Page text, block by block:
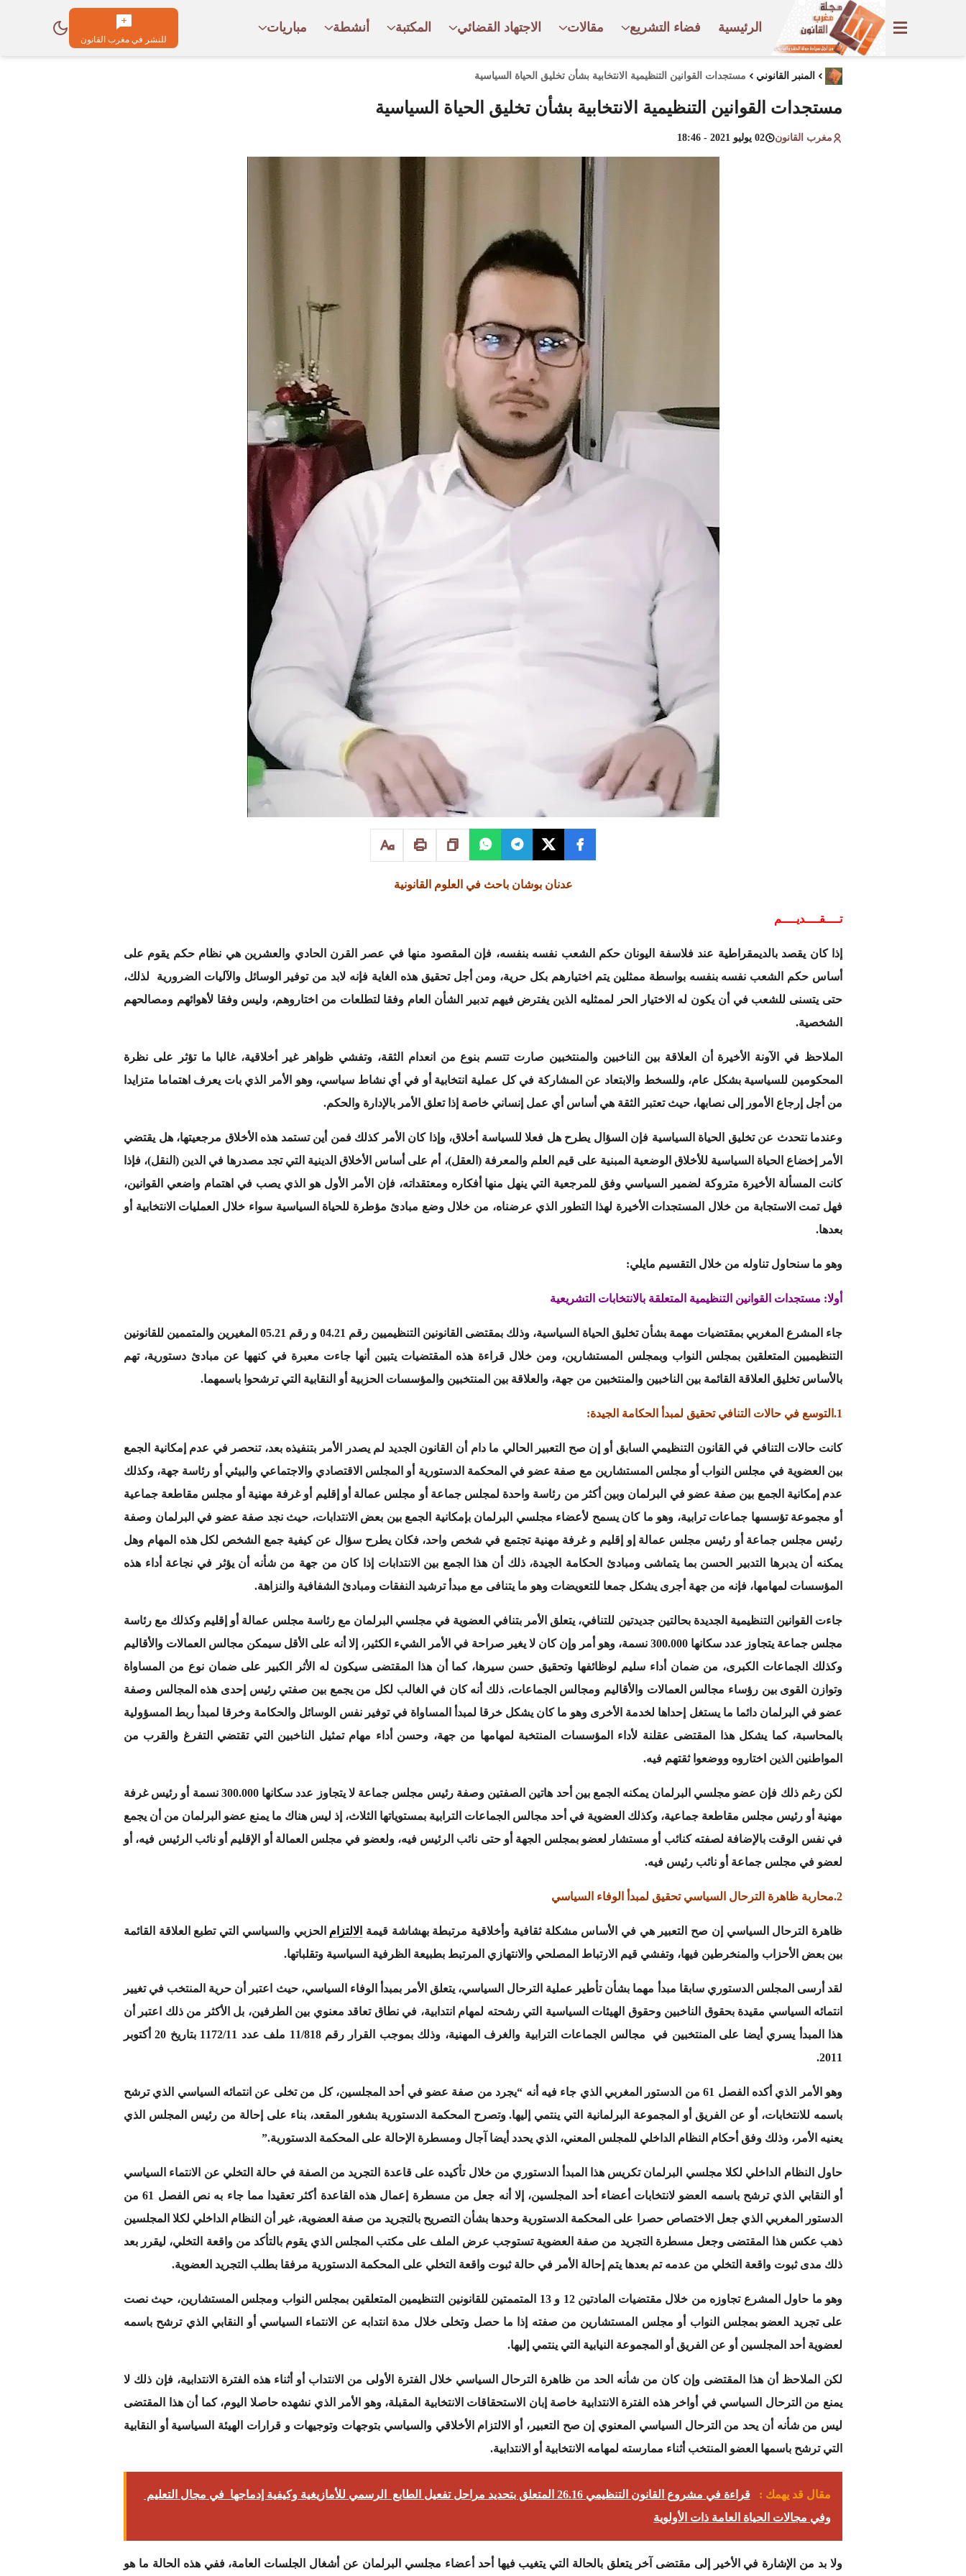
الرئيسية فضاء التشريع مقالات الاجتهاد القضائي المكتبة أنشطة مباريات
للنشر في مغرب القانون
المنبر القانوني مستجدات القوانين التنظيمية الانتخابية بشأن تخليق الحياة السياسية
مستجدات القوانين التنظيمية الانتخابية بشأن تخليق الحياة السياسية
مغرب القانون 02 يوليو 2021 - 18:46
عدنان بوشان باحث في العلوم القانونية
تــــقــــديــــم
إذا كان يقصد بالديمقراطية عند فلاسفة اليونان حكم الشعب نفسه بنفسه، فإن المقصود منها في عصر القرن الحادي والعشرين هي نظام حكم يقوم على
أساس حكم الشعب نفسه بنفسه بواسطة ممثلين يتم اختيارهم بكل حرية، ومن أجل تحقيق هذه الغاية فإنه لابد من توفير الوسائل والآليات الضرورية لذلك،
حتى يتسنى للشعب في أن يكون له الاختيار الحر لممثليه الذين يفترض فيهم تدبير الشأن العام وفقا لتطلعات من اختاروهم، وليس وفقا لأهوائهم ومصالحهم
الشخصية.
الملاحظ في الآونة الأخيرة أن العلاقة بين الناخبين والمنتخبين صارت تتسم بنوع من انعدام الثقة، وتفشي ظواهر غير أخلاقية، غالبا ما تؤثر على نظرة
المحكومين للسياسية بشكل عام، وللسخط والابتعاد عن المشاركة في كل عملية انتخابية أو في أي نشاط سياسي، وهو الأمر الذي بات يعرف اهتماما متزايدا
من أجل إرجاع الأمور إلى نصابها، حيث تعتبر الثقة هي أساس أي عمل إنساني خاصة إذا تعلق الأمر بالإدارة والحكم.
وعندما نتحدث عن تخليق الحياة السياسية فإن السؤال يطرح هل فعلا للسياسة أخلاق، وإذا كان الأمر كذلك فمن أين تستمد هذه الأخلاق مرجعيتها، هل يقتضي
الأمر إخضاع الحياة السياسية للأخلاق الوضعية المبنية على قيم العلم والمعرفة (العقل)، أم على أساس الأخلاق الدينية التي تجد مصدرها في الدين (النقل)، فإذا
كانت المسألة الأخيرة متروكة لضمير السياسي وفق للمرجعية التي ينهل منها أفكاره ومعتقداته، فإن الأمر الأول هو الذي يصب في اهتمام واضعي القوانين،
فهل تمت الاستجابة من خلال المستجدات الأخيرة لهذا التطور الذي عرضناه، من خلال وضع مبادئ مؤطرة للحياة السياسية سواء خلال العمليات الانتخابية أو
بعدها.
وهو ما سنحاول تناوله من خلال التقسيم مايلي:
أولا: مستجدات القوانين التنظيمية المتعلقة بالانتخابات التشريعية
جاء المشرع المغربي بمقتضيات مهمة بشأن تخليق الحياة السياسية، وذلك بمقتضى القانونين التنظيميين رقم 04.21 و رقم 05.21 المغيرين والمتممين للقانونين
التنظيميين المتعلقين بمجلس النواب وبمجلس المستشارين، ومن خلال قراءة هذه المقتضيات يتبين أنها جاءت معبرة في كنهها عن مبادئ دستورية، تهم
بالأساس تخليق العلاقة القائمة بين الناخبين والمنتخبين من جهة، والعلاقة بين المنتخبين والمؤسسات الحزبية أو النقابية التي ترشحوا باسمهما.
1.التوسع في حالات التنافي تحقيق لمبدأ الحكامة الجيدة:
كانت حالات التنافي في القانون التنظيمي السابق أو إن صح التعبير الحالي ما دام أن القانون الجديد لم يصدر الأمر بتنفيذه بعد، تنحصر في عدم إمكانية الجمع
بين العضوية في مجلس النواب أو مجلس المستشارين مع صفة عضو في المحكمة الدستورية أو المجلس الاقتصادي والاجتماعي والبيئي أو رئاسة جهة، وكذلك
عدم إمكانية الجمع بين صفة عضو في البرلمان وبين أكثر من رئاسة واحدة لمجلس جماعة أو مجلس عمالة أو إقليم أو غرفة مهنية أو مجلس مقاطعة جماعية
أو مجموعة تؤسسها جماعات ترابية، وهو ما كان يسمح لأعضاء مجلسي البرلمان بإمكانية الجمع بين بعض الانتدابات، حيث نجد صفة عضو في البرلمان وصفة
رئيس مجلس جماعة أو رئيس مجلس عمالة إو إقليم و غرفة مهنية تجتمع في شخص واحد، فكان يطرح سؤال عن كيفية جمع الشخص لكل هذه المهام وهل
يمكنه أن يدبرها التدبير الحسن بما يتماشى ومبادئ الحكامة الجيدة، ذلك أن هذا الجمع بين الانتدابات إذا كان من جهة من شأنه أن يؤثر في نجاعة أداء هذه
المؤسسات لمهامها، فإنه من جهة أجرى يشكل جمعا للتعويضات وهو ما يتنافى مع مبدأ ترشيد النفقات ومبادئ الشفافية والنزاهة.
جاءت القوانين التنظيمية الجديدة بحالتين جديدتين للتنافي، يتعلق الأمر بتنافي العضوية في مجلسي البرلمان مع رئاسة مجلس عمالة أو إقليم وكذلك مع رئاسة
مجلس جماعة يتجاوز عدد سكانها 300.000 نسمة، وهو أمر وإن كان لا يغير صراحة في الأمر الشيء الكثير، إلا أنه على الأقل سيمكن مجالس العمالات والأقاليم
وكذلك الجماعات الكبرى، من ضمان أداء سليم لوظائفها وتحقيق حسن سيرها، كما أن هذا المقتضى سيكون له الأثر الكبير على ضمان نوع من المساواة
وتوازن القوى بين رؤساء مجالس العمالات والأقاليم ومجالس الجماعات، ذلك أنه كان في الغالب لكل من يجمع بين صفتي رئيس إحدى هذه المجالس وصفة
عضو في البرلمان دائما ما يستغل إحداها لخدمة الأخرى وهو ما كان يشكل خرقا لمبدأ المساواة في توفير نفس الوسائل والحكامة وخرقا لمبدأ ربط المسؤولية
بالمحاسبة، كما يشكل هذا المقتضى عقلنة لأداء المؤسسات المنتخبة لمهامها من جهة، وحسن أداء مهام تمثيل الناخبين التي تقتضي التفرغ والقرب من
المواطنين الذين اختاروه ووضعوا ثقتهم فيه.
لكن رغم ذلك فإن عضو مجلسي البرلمان يمكنه الجمع بين أحد هاتين الصفتين وصفة رئيس مجلس جماعة لا يتجاوز عدد سكانها 300.000 نسمة أو رئيس غرفة
مهنية أو رئيس مجلس مقاطعة جماعية، وكذلك العضوية في أحد مجالس الجماعات الترابية بمستوياتها الثلاث، إذ ليس هناك ما يمنع عضو البرلمان من أن يجمع
في نفس الوقت بالإضافة لصفته كنائب أو مستشار لعضو بمجلس الجهة أو حتى نائب الرئيس فيه، ولعضو في مجلس العمالة أو الإقليم أو نائب الرئيس فيه، أو
لعضو في مجلس جماعة أو نائب رئيس فيه.
2.محاربة ظاهرة الترحال السياسي تحقيق لمبدأ الوفاء السياسي
ظاهرة الترحال السياسي إن صح التعبير هي في الأساس مشكلة ثقافية وأخلاقية مرتبطة بهشاشة قيمة الالتزام الحزبي والسياسي التي تطبع العلاقة القائمة
بين بعض الأحزاب والمنخرطين فيها، وتفشي قيم الارتباط المصلحي والانتهازي المرتبط بطبيعة الظرفية السياسية وتقلباتها.
لقد أرسى المجلس الدستوري سابقا مبدأ مهما بشأن تأطير عملية الترحال السياسي، يتعلق الأمر بمبدأ الوفاء السياسي، حيث اعتبر أن حرية المنتخب في تغيير
انتمائه السياسي مقيدة بحقوق الناخبين وحقوق الهيئات السياسية التي رشحته لمهام انتدابية، في نطاق تعاقد معنوي بين الطرفين، بل الأكثر من ذلك اعتبر أن
هذا المبدأ يسري أيضا على المنتخبين في مجالس الجماعات الترابية والغرف المهنية، وذلك بموجب القرار رقم 11/818 ملف عدد 1172/11 بتاريخ 20 أكتوبر
2011.
وهو الأمر الذي أكده الفصل 61 من الدستور المغربي الذي جاء فيه أنه “يجرد من صفة عضو في أحد المجلسين، كل من تخلى عن انتمائه السياسي الذي ترشح
باسمه للانتخابات، أو عن الفريق أو المجموعة البرلمانية التي ينتمي إليها. وتصرح المحكمة الدستورية بشغور المقعد، بناء على إحالة من رئيس المجلس الذي
يعنيه الأمر، وذلك وفق أحكام النظام الداخلي للمجلس المعني، الذي يحدد أيضا آجال ومسطرة الإحالة على المحكمة الدستورية.”
حاول النظام الداخلي لكلا مجلسي البرلمان تكريس هذا المبدأ الدستوري من خلال تأكيده على قاعدة التجريد من الصفة في حالة التخلي عن الانتماء السياسي
أو النقابي الذي ترشح باسمه العضو لانتخابات أعضاء أحد المجلسين، إلا أنه جعل من مسطرة إعمال هذه القاعدة أكثر تعقيدا مما جاء به نص الفصل 61 من
الدستور المغربي الذي جعل الاختصاص حصرا على المحكمة الدستورية وحدها بشأن التصريح بالتجريد من صفة العضوية، غير أن النظام الداخلي لكلا المجلسين
ذهب عكس هذا المقتضى وجعل مسطرة التجريد من صفة العضوية تستوجب عرض الملف على مكتب المجلس الذي يقوم بالتأكد من واقعة التخلي، ليقرر بعد
ذلك مدى ثبوت واقعة التخلي من عدمه تم بعدها يتم إحالة الأمر في حالة ثبوت واقعة التخلي على المحكمة الدستورية مرفقا بطلب التجريد العضوية.
وهو ما حاول المشرع تجاوزه من خلال مقتضيات المادتين 12 و 13 المتممتين للقانونين التنظيمين المتعلقين بمجلس النواب ومجلس المستشارين، حيث نصت
على تجريد العضو بمجلس النواب أو مجلس المستشارين من صفته إذا ما حصل وتخلى خلال مدة انتدابه عن الانتماء السياسي أو النقابي الذي ترشح باسمه
لعضوية أحد المجلسين أو عن الفريق أو المجموعة النيابية التي ينتمي إليها.
لكن الملاحظ أن هذا المقتضى وإن كان من شأنه الحد من ظاهرة الترحال السياسي خلال الفترة الأولى من الانتداب أو أثناء هذه الفترة الانتدابية، فإن ذلك لا
يمنع من الترحال السياسي في أواخر هذه الفترة الانتدابية خاصة إبان الاستحقاقات الانتخابية المقبلة، وهو الأمر الذي نشهده حاصلا اليوم، كما أن هذا المقتضى
ليس من شأنه أن يحد من الترحال السياسي المعنوي إن صح التعبير، أو الالتزام الأخلاقي والسياسي بتوجهات وتوجيهات و قرارات الهيئة السياسية أو النقابية
التي ترشح باسمها العضو المنتخب أثناء ممارسته لمهامه الانتخابية أو الانتدابية.
مقال قد يهمك :
قراءة في مشروع القانون التنظيمي 26.16 المتعلق بتحديد مراحل تفعيل الطابع الرسمي للأمازيغية وكيفية إدماجها في مجال التعليم
وفي مجالات الحياة العامة ذات الأولوية
ولا بد من الإشارة في الأخير إلى مقتضى آخر يتعلق بالحالة التي يتغيب فيها أحد أعضاء مجلسي البرلمان عن أشغال الجلسات العامة، ففي هذه الحالة ما هو